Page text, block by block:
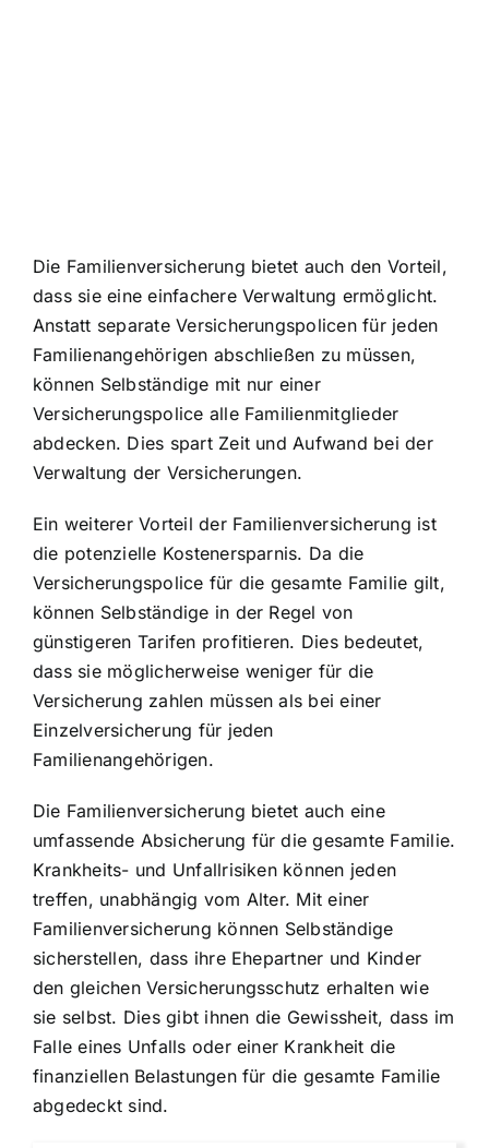
Die Familienversicherung bietet auch den Vorteil,
dass sie eine einfachere Verwaltung ermöglicht.
Anstatt separate Versicherungspolicen für jeden
Familienangehörigen abschließen zu müssen,
können Selbständige mit nur einer
Versicherungspolice alle Familienmitglieder
abdecken. Dies spart Zeit und Aufwand bei der
Verwaltung der Versicherungen.
Ein weiterer Vorteil der Familienversicherung ist
die potenzielle Kostenersparnis. Da die
Versicherungspolice für die gesamte Familie gilt,
können Selbständige in der Regel von
günstigeren Tarifen profitieren. Dies bedeutet,
dass sie möglicherweise weniger für die
Versicherung zahlen müssen als bei einer
Einzelversicherung für jeden
Familienangehörigen.
Die Familienversicherung bietet auch eine
umfassende Absicherung für die gesamte Familie.
Krankheits- und Unfallrisiken können jeden
treffen, unabhängig vom Alter. Mit einer
Familienversicherung können Selbständige
sicherstellen, dass ihre Ehepartner und Kinder
den gleichen Versicherungsschutz erhalten wie
sie selbst. Dies gibt ihnen die Gewissheit, dass im
Falle eines Unfalls oder einer Krankheit die
finanziellen Belastungen für die gesamte Familie
abgedeckt sind.